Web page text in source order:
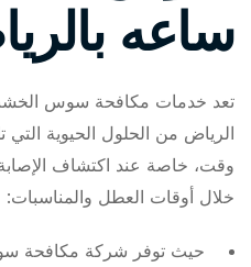
ساعه
الرياض من الحلول الحيوية التي
وقت، خاصة عند اكتشاف
خلال أوقات العطل والمناسبات:
حيث توفر شركة مكافحة